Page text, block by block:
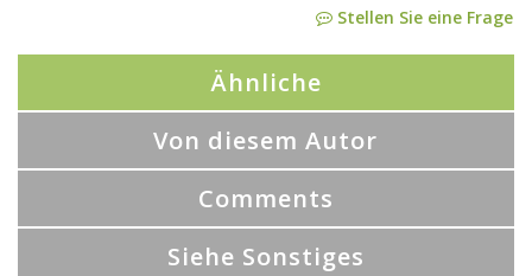
Stellen Sie eine Frage
Ähnliche
Von diesem Autor
Comments
Siehe Sonstiges